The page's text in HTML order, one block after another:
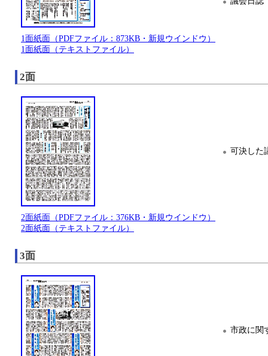
1面紙面（PDFファイル：873KB・新規ウインドウ）
1面紙面（テキストファイル）
2面
可決した
2面紙面（PDFファイル：376KB・新規ウインドウ）
2面紙面（テキストファイル）
3面
市政に関